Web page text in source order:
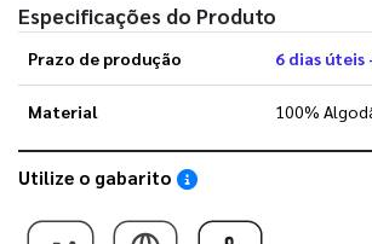
Especificações do Produto
Prazo de produção 6 dias
Material 100%
Utilize o gabarito Saiba como utilizar os